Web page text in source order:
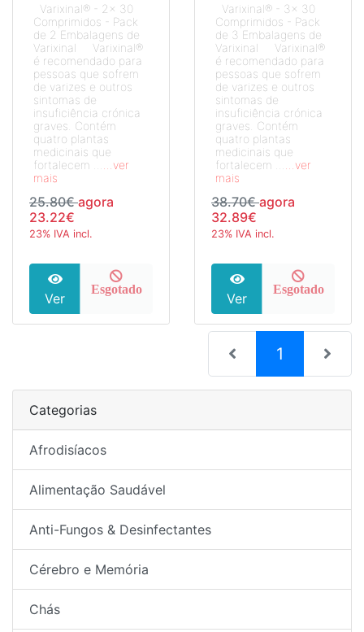
Varixinal® - 2x 30
Comprimidos - Pack
de 2 Embalagens de
Varixinal Varixinal®
é recomendado para
pessoas que sofrem
de varizes e outros
sintomas de
insuficiência crónica
graves. Contém
quatro plantas
medicinais que
fortalecem ...
...ver
mais
25.80€agora
23.22€
23% IVA incl.
Ver
Esgotado
Varixinal® - 3x 30
Comprimidos - Pack
de 3 Embalagens de
Varixinal Varixinal®
é recomendado para
pessoas que sofrem
de varizes e outros
sintomas de
insuficiência crónica
graves. Contém
quatro plantas
medicinais que
fortalecem ...
...ver
mais
38.70€agora
32.89€
23% IVA incl.
Ver
Esgotado
1 (current)
Categorias
Afrodisíacos
Alimentação Saudável
Anti-Fungos & Desinfectantes
Cérebro e Memória
Chás